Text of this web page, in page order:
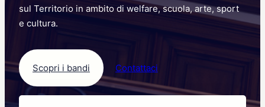
sul Territorio in ambito di welfare, scuola, arte, sport
e cultura.
Scopri i bandi Contattaci